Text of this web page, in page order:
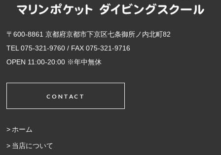
〒600-8861 京都府京都市下京区七条御所ノ内北町82
TEL 075-321-9760 / FAX 075-321-9716
OPEN 11:00-20:00 ※年中無休
CONTACT
ホーム
当店について